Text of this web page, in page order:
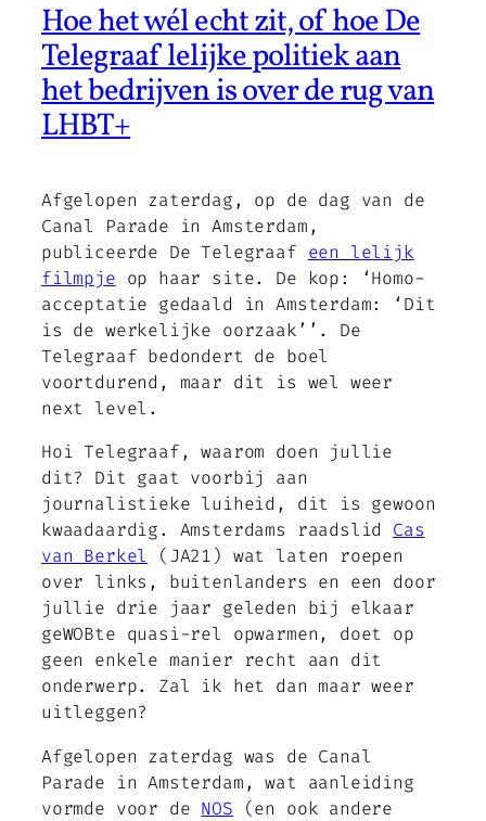
Hoe het wél echt zit, of hoe De
Telegraaf lelijke politiek aan
het bedrijven is over de rug van
LHBT+
Afgelopen zaterdag, op de dag van de
Canal Parade in Amsterdam,
publiceerde De Telegraaf een lelijk
filmpje op haar site. De kop: ‘Homo-
acceptatie gedaald in Amsterdam: ‘Dit
is de werkelijke oorzaak’’. De
Telegraaf bedondert de boel
voortdurend, maar dit is wel weer
next level.
Hoi Telegraaf, waarom doen jullie
dit? Dit gaat voorbij aan
journalistieke luiheid, dit is gewoon
kwaadaardig. Amsterdams raadslid Cas
van Berkel
(JA21) wat laten roepen
over links, buitenlanders en een door
jullie drie jaar geleden bij elkaar
geWOBte quasi-rel opwarmen, doet op
geen enkele manier recht aan dit
onderwerp. Zal ik het dan maar weer
uitleggen?
Afgelopen zaterdag was de Canal
Parade in Amsterdam, wat aanleiding
vormde voor de NOS (en ook andere